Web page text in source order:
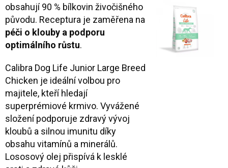
obsahují 90 % bílkovin živočišného
původu. Receptura je zaměřena na
péči o klouby a podporu
optimálního růstu.
Calibra Dog Life Junior Large Breed
Chicken je ideální volbou pro
majitele, kteří hledají
superprémiové krmivo. Vyvážené
složení podporuje zdravý vývoj
kloubů a silnou imunitu díky
obsahu vitamínů a minerálů.
Lososový olej přispívá k lesklé